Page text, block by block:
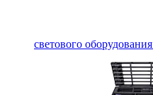
светового оборудования